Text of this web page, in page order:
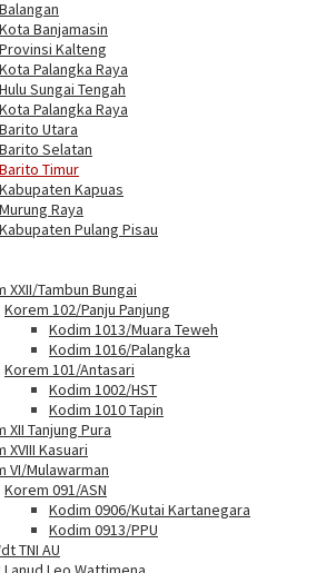
Banjamasin
Kalteng
Palangka Raya
Sungai Tengah
Palangka Raya
Utara
Selatan
Timur
Kapuas
Raya
Pulang Pisau
XXII/Tambun Bungai
Korem 102/Panju Panjung
Kodim 1013/Muara Teweh
Kodim 1016/Palangka
Korem 101/Antasari
Kodim 1002/HST
Kodim 1010 Tapin
XII Tanjung Pura
XVIII Kasuari
VI/Mulawarman
Korem 091/ASN
Kodim 0906/Kutai Kartanegara
Kodim 0913/PPU
TNI AU